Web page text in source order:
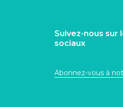
Suivez-nous sur
sociaux
Abonnez-vous à